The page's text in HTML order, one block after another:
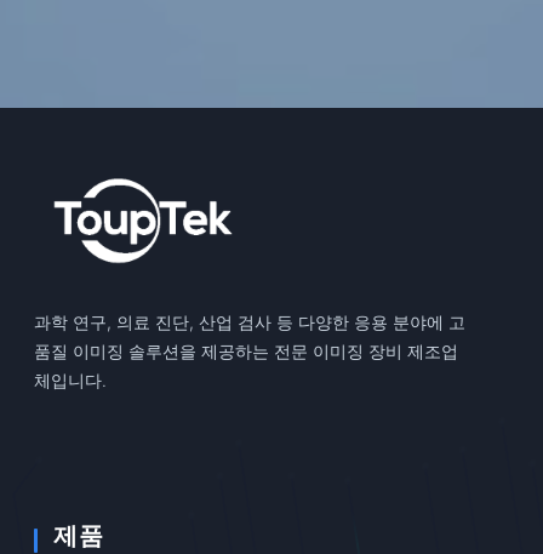
과학 연구, 의료 진단, 산업 검사 등 다양한 응용 분야에 고
품질 이미징 솔루션을 제공하는 전문 이미징 장비 제조업
체입니다.
제품